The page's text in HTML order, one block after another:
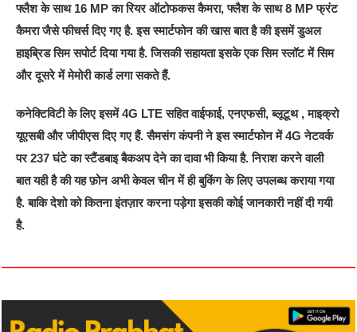
फ्लैश के साथ 16 MP का रियर ऑटोफकस कैमरा, फ्लैश के साथ 8 MP फ्रंट
कैमरा जैसे फीचर्स दिए गए है. इस स्मार्टफोन की खास बात है की इसमें डुअल
हाइब्रिड सिम सपोर्ट दिया गया है. जिसकी सहायता इसके एक सिम स्लॉट में सिम
और दूसरे में मेमोरी कार्ड लगा सकते हैं.
कनेक्टिविटी के लिए इसमें 4G LTE सहित वाईफाई, एनएफसी, ब्लूटूथ , माइक्रो
यूएसबी और जीपीएस दिए गए हैं. सैमसंग कंपनी ने इस स्मार्टफोन में 4G नेटवर्क
पर 237 घंटे का स्टैंडबाइ बैकअप देने का दावा भी किया है. निराश करने वाली
बात यही है की यह फ़ोन अभी केवल चीन में ही बुकिंग के लिए उपलब्ध कराया गया
है. बाकि देशो को कितना इंतज़ार करना पड़ेगा इसकी कोई जानकारी नहीं दी गयी
है.